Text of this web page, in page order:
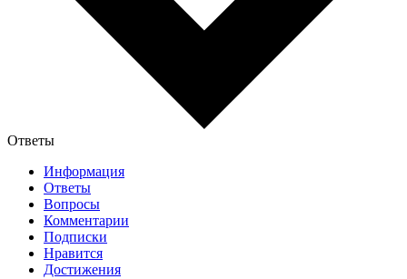
Ответы
Информация
Ответы
Вопросы
Комментарии
Подписки
Нравится
Достижения